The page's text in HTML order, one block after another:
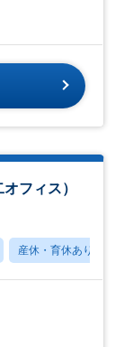
フィス）
産休・育休あり